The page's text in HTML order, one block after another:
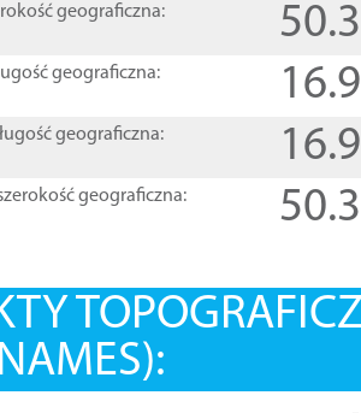
geograficzna:
geograficzna:
geograficzna:
geograficzna: